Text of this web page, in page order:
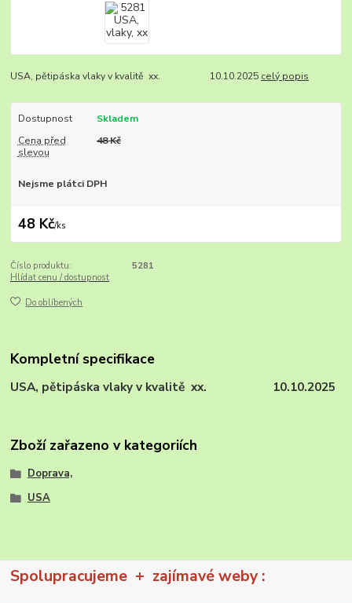
USA, pětipáska vlaky v kvalitě xx. 10.10.2025 celý popis
Dostupnost
Skladem
Cena před
slevou
48 Kč
Nejsme plátci DPH
48 Kč/ks
Číslo produktu:
5281
Hlídat cenu / dostupnost
Do oblíbených
Kompletní specifikace
USA, pětipáska vlaky v kvalitě xx. 10.10.2025
Zboží zařazeno v kategoriích
Doprava,
USA
Spolupracujeme + zajímavé weby :